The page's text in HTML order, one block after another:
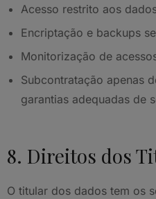
Acesso restrito aos
Encriptação e backups
Monitorização de
Subcontratação apenas
garantias adequadas de
8. Direitos dos
O titular dos dados tem os